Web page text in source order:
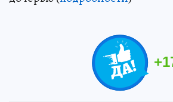
+